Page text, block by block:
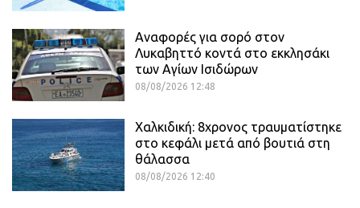
Αναφορές για σορό στον
Λυκαβηττό κοντά στο εκκλησάκι
των Αγίων Ισιδώρων
08/08/2026 12:48
Χαλκιδική: 8χρονος τραυματίστηκε
στο κεφάλι μετά από βουτιά στη
θάλασσα
08/08/2026 12:40